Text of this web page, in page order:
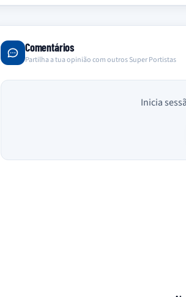
Comentários
Partilha a tua opinião com outros Super Portistas
Inicia